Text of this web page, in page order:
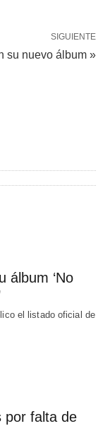
SIGUIENTE
su nuevo álbum »
álbum ‘No
el listado oficial de
por falta de